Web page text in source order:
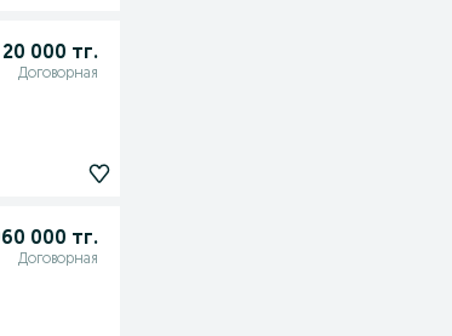
20 000 тг.
Договорная
000 тг.
Договорная